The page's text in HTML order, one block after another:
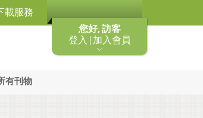
您好, 訪客
登入 | 加入會員
載服務
有刊物